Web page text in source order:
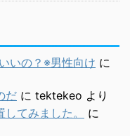
いの？※男性向け に
だ に tektekeo より
てみました。
に